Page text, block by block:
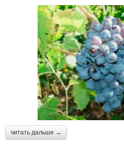
читать дальше →